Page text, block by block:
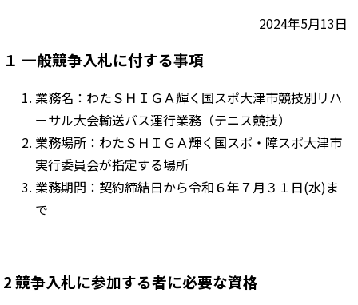
2024年5月13日
１ 一般競争入札に付する事項
業務名：わたＳＨＩＧＡ輝く国スポ大津市競技別リハ
ーサル大会輸送バス運行業務（テニス競技）
業務場所：わたＳＨＩＧＡ輝く国スポ・障スポ大津市
実行委員会が指定する場所
業務期間：契約締結日から令和６年７月３１日(水)ま
で
2 競争入札に参加する者に必要な資格